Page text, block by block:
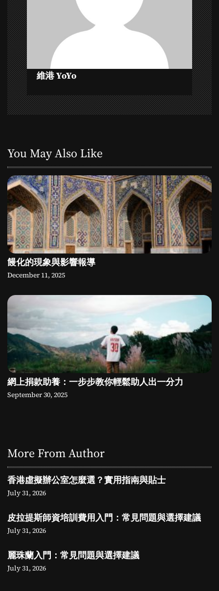
a
t
i
o
n
維港 YoYo
You May Also Like
饅化的現象與影響報導
December 11, 2025
網上捐款助養：一步步教你輕鬆助人出一分力
September 30, 2025
More From Author
香港虛擬辦公室怎麼選？實用指南與貼士
July 31, 2026
皮拉提斯師資培訓費用入門：常見問題與選擇建議
July 31, 2026
麗珠蘭入門：常見問題與選擇建議
July 31, 2026